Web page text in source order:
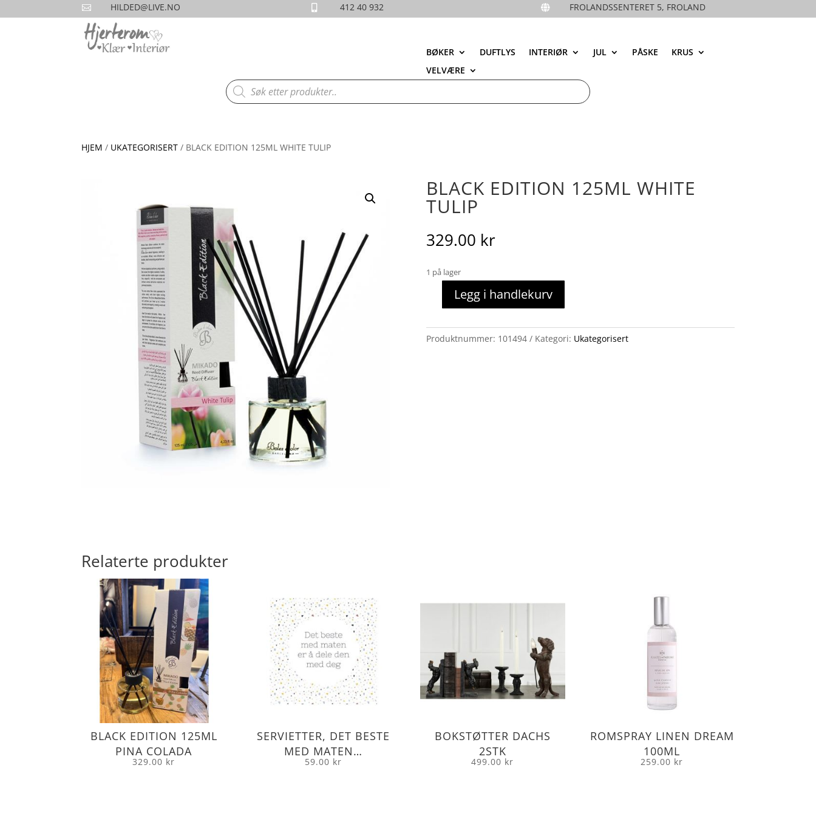
 HILDED@LIVE.NO  412 40 932  FROLANDSSENTERET 5, FROLAND
BØKER DUFTLYS INTERIØR JUL PÅSKE
KRUS
VELVÆRE
Products
search
HJEM / UKATEGORISERT / BLACK EDITION 125ML WHITE TULIP
BLACK EDITION 125ML WHITE
TULIP
329.00 kr
1 på lager
125ml
White
Legg i handlekurv
Produktnummer: 101494 Kategori: Ukategorisert
Relaterte produkter
BLACK EDITION 125ML
PINA COLADA
329.00 kr
SERVIETTER, DET BESTE
MED MATEN…
59.00 kr
BOKSTØTTER DACHS
2STK
499.00 kr
ROMSPRAY LINEN DREAM
100ML
259.00 kr